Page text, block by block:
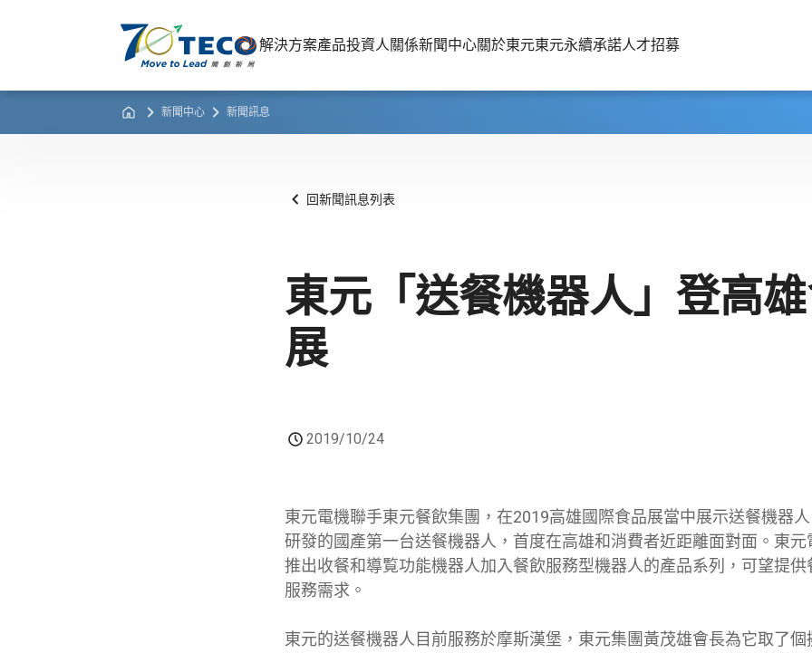
解決方案產品投資人關係新聞中心關於東元東元永續承諾人才招募
新聞中心 新聞訊息
回新聞訊息列表
東元「送餐機器人」登高
展
2019/10/24
東元電機聯手東元餐飲集團，在2019高雄國際食品展當中展示送餐機器
研發的國產第一台送餐機器人，首度在高雄和消費者近距離面對面。東
推出收餐和導覧功能機器人加入餐飲服務型機器人的產品系列，可望提
服務需求。
東元的送餐機器人目前服務於摩斯漢堡，東元集團黃茂雄會長為它取了